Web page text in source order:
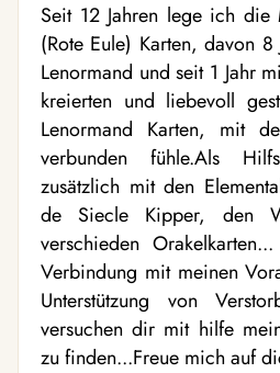
Seit 12 Jahren lege ich die
(Rote Eule) Karten, davon
Lenormand und seit 1 Jahr
kreierten und liebevoll
Lenormand Karten, mit
verbunden fühle.Als
zusätzlich mit den
de Siecle Kipper, den
verschieden
Verbindung mit meinen
Unterstützung von
versuchen dir mit hilfe
zu finden...Freue mich auf